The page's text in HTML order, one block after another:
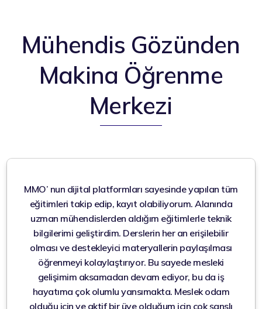
Mühendis Gözünden
Makina Öğrenme
Merkezi
MMO’ nun dijital platformları sayesinde yapılan tüm
eğitimleri takip edip, kayıt olabiliyorum. Alanında
uzman mühendislerden aldığım eğitimlerle teknik
bilgilerimi geliştirdim. Derslerin her an erişilebilir
olması ve destekleyici materyallerin paylaşılması
öğrenmeyi kolaylaştırıyor. Bu sayede mesleki
gelişimim aksamadan devam ediyor, bu da iş
hayatıma çok olumlu yansımakta. Meslek odam
olduğu için ve aktif bir üye olduğum için çok şanslı